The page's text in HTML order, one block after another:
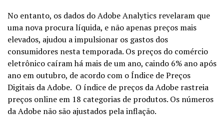
No entanto, os dados do Adobe Analytics revelaram que
uma nova procura líquida, e não apenas preços mais
elevados, ajudou a impulsionar os gastos dos
consumidores nesta temporada. Os preços do comércio
eletrônico caíram há mais de um ano, caindo 6% ano após
ano em outubro, de acordo com o Índice de Preços
Digitais da Adobe. O índice de preços da Adobe rastreia
preços online em 18 categorias de produtos. Os números
da Adobe não são ajustados pela inflação.